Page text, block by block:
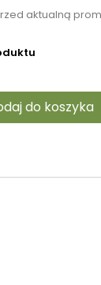
aktualną
do koszyka